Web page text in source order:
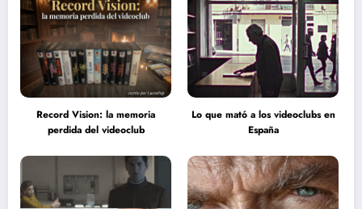
Record Vision: la memoria
perdida del videoclub
Lo que mató a los videoclubs en
España